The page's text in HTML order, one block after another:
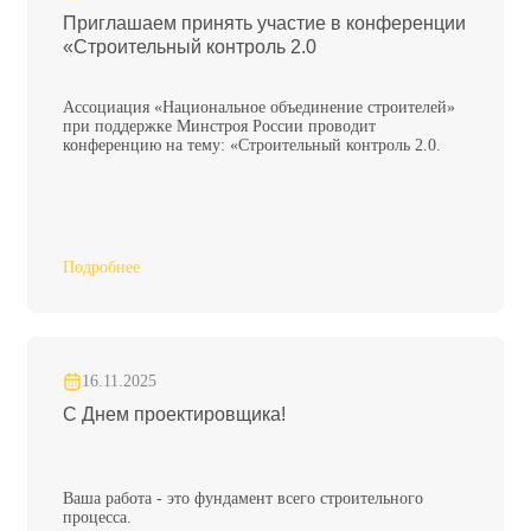
Приглашаем принять участие в конференции
«Строительный контроль 2.0
Ассоциация «Национальное объединение строителей»
при поддержке Минстроя России проводит
конференцию на тему: «Строительный контроль 2.0.
Подробнее
16.11.2025
С Днем проектировщика!
Ваша работа - это фундамент всего строительного
процесса.